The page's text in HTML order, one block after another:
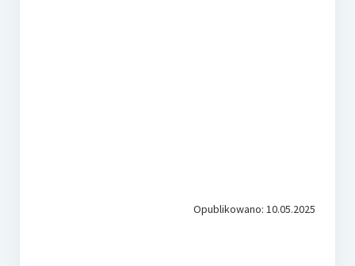
Opublikowano: 10.05.2025